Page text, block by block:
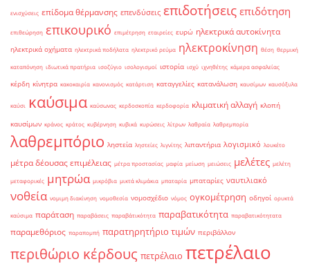
ενισχύσεις επίδομα θέρμανσης επενδύσεις επιδοτήσεις επιδότηση
επιθεώρηση επικουρικό επιμέτρηση εταιρείες ευρώ ηλεκτρικά αυτοκίνητα
ηλεκτρικά οχήματα ηλεκτρικά ποδήλατα ηλεκτρικό ρεύμα ηλεκτροκίνηση θέση θερμική
καταπόνηση ιδιωτικά πρατήρια ισοζύγιο ισολογισμοί ιστορία ισχύ ιχνηθέτης κάμερα ασφαλείας
κέρδη κίνητρα κακοκαιρία κανονισμός κατάρτιση καταγγελίες κατανάλωση καυσίμων καυσόξυλα
καύσι καύσιμα καύσωνας κερδοσκοπία κερδοφορία κλιματική αλλαγή κλοπή
καυσίμων κράνος κράτος κυβέρνηση κυβικά κυρώσεις λίτρων λαθραία λαθρεμπορία
λαθρεμπόριο ληστεία ληστείες λιγνίτης λιπαντήρια λογισμικό λουκέτο
μέτρα δέουσας επιμέλειας μέτρα προστασίας μαφία μείωση μειώσεις μελέτες μελέτη
μεταφορικές μητρώα μικρόβια μικτά κλιμάκια μπαταρία μπαταρίες ναυτιλιακό
νοθεία νομιμη διακίνηση νομοθεσία νομοσχέδιο νόμος ογκομέτρηση οδηγοί ορυκτά
καύσιμα παράταση παραβάσεις παραβάτικότητα παραβατικότητα παραβατικότητατα
παραμεθόριος παραπομπή παρατηρητήριο τιμών περιβάλλον
περιθώριο κέρδους πετρέλαιο πετρέλαιο